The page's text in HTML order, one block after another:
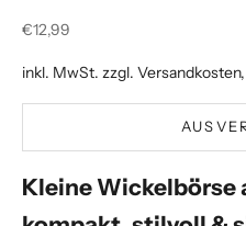
Angebot
€12,99
inkl. MwSt. zzgl. Versandkosten
Kleine Wickelbörse